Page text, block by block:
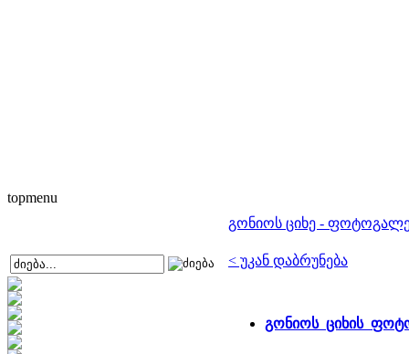
topmenu
გონიოს ციხე -
< უკან დაბრუნება
გონიოს ციხის